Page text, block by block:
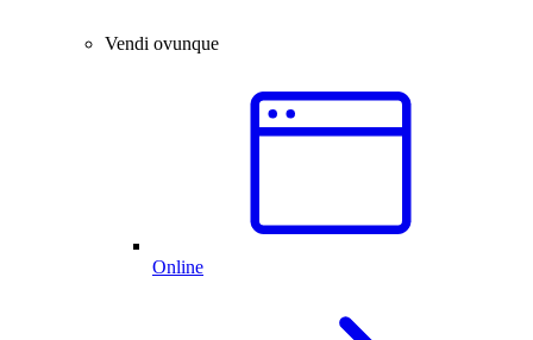
Vendi ovunque
Online